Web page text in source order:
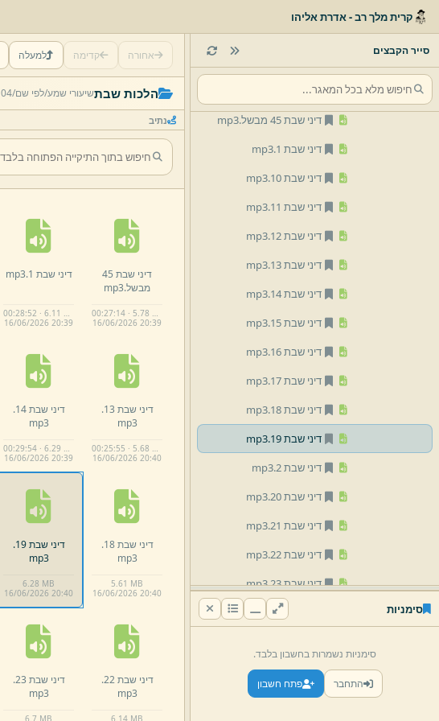
קרית מלך רב - אדרת אליהו
סייר הקבצים
דיני ממונות למיון וסידור
הלכות שבת
דיני שבת 45 מבשל.
mp3
דיני שבת 1.
mp3
דיני שבת 10.
mp3
דיני שבת 11.
mp3
דיני שבת 12.
mp3
דיני שבת 13.
mp3
דיני שבת 14.
mp3
דיני שבת 15.
mp3
דיני שבת 16.
mp3
דיני שבת 17.
mp3
דיני שבת 18.
mp3
דיני שבת 19.
mp3
דיני שבת 2.
mp3
דיני שבת 20.
mp3
דיני שבת 21.
mp3
דיני שבת 22.
mp3
דיני שבת 23.
mp3
דיני שבת 24.
mp3
דיני שבת 26.
mp3
דיני שבת 27.
mp3
סימניות
סימניות נשמרות בחשבון בלבד.
התחבר פתח חשבון
אחורה קדימה למעלה
הלכות שבתשיעורי שמע/לפי שם/04 הרב משולם וורמסר/
נתיב
דיני שבת 45
מבשל.mp3
00:27:14 · 5.78 MB
16/06/2026 20:39
דיני שבת 1. mp3
00:28:52 · 6.11 MB
16/06/2026 20:39
דיני שבת 13.
mp3
00:25:55 · 5.68 MB
16/06/2026 20:40
דיני שבת 14.
mp3
00:29:54 · 6.29 MB
16/06/2026 20:39
דיני שבת 18.
mp3
5.61 MB
16/06/2026 20:40
דיני שבת 19.
mp3
6.28 MB
16/06/2026 20:40
דיני שבת 22.
mp3
6. 14 MB
דיני שבת 23.
mp3
6. 7 MB